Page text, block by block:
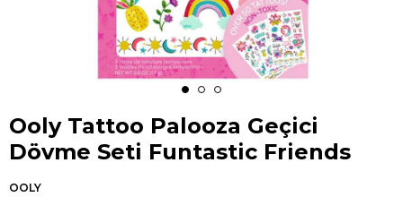
Ooly Tattoo Palooza Geçici
Dövme Seti Funtastic Friends
OOLY